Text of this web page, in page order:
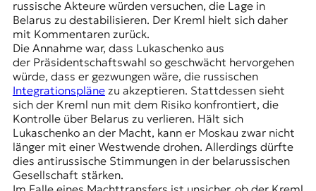
russische Akteure würden versuchen, die Lage in
Belarus zu destabilisieren. Der Kreml hielt sich daher
mit Kommentaren zurück.
Die Annahme war, dass Lukaschenko aus
der Präsidentschaftswahl so geschwächt hervorgehen
würde, dass er gezwungen wäre, die russischen
Integrationsplänezu akzeptieren. Stattdessen sieht
sich der Kreml nun mit dem Risiko konfrontiert, die
Kontrolle über Belarus zu verlieren. Hält sich
Lukaschenkо an der Macht, kann er Moskau zwar nicht
länger mit einer Westwende drohen. Allerdings dürfte
dies antirussische Stimmungen in der belarussischen
Gesellschaft stärken.